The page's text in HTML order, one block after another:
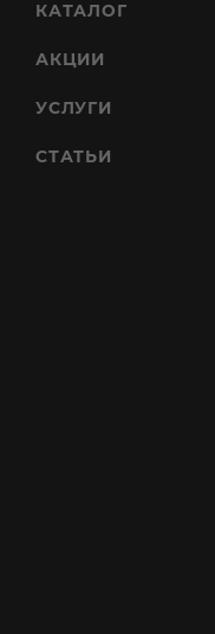
КАТАЛОГ
АКЦИИ
УСЛУГИ
СТАТЬИ